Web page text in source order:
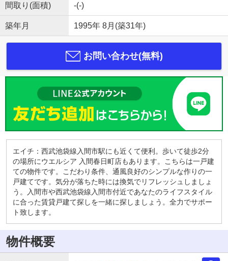
間取り(面積) -(-)
築年月 1995年 8月(築31年)
お問い合わせ(無料)
エイチ：西武池袋線入間市駅にも近くて便利。歩いて徒歩2分
の場所にウエルシア 入間春日町店もあります。こちらは一戸建
ての物件です。こだわり条件、通風良好のシンプルな作りの一
戸建てです。気分が落ちた時には換気でリフレッシュしましょ
う。入間市や西武池袋線入間市付近であなたのライフスタイル
に合った賃貸戸建て探しを一緒に探しましょう。全力でサポー
ト致します。
物件概要